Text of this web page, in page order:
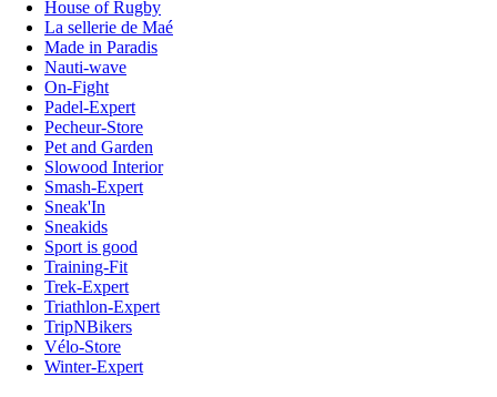
House of Rugby
La sellerie de Maé
Made in Paradis
Nauti-wave
On-Fight
Padel-Expert
Pecheur-Store
Pet and Garden
Slowood Interior
Smash-Expert
Sneak'In
Sneakids
Sport is good
Training-Fit
Trek-Expert
Triathlon-Expert
TripNBikers
Vélo-Store
Winter-Expert